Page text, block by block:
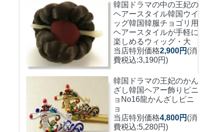
韓国ドラマの中の王妃の
ヘアースタイル韓国ウイ
ッグ韓国韓服チョゴリ用
ヘアースタイルが手軽に
楽しめるウィッグ・大
当店特別価格2,900円 (消
費税込:3,190円)
韓国ドラマの王妃のかん
ざし韓国ヘアー飾りピニ
ョNo16龍かんざしピニ
ョ
当店特別価格4,800円 (消
費税込:5,280円)